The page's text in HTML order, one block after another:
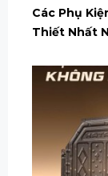
Các Phụ
Thiết Nhất